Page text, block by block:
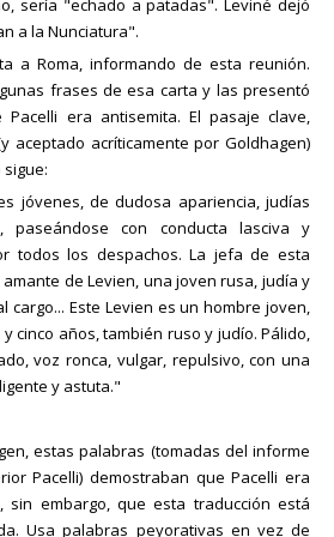
en la fe católica de una manera
de apologética online DASM.
nuestros representantes quien te
que necesites al respecto, o visita
dasm.defiendetufe.com/inicio-r/
dedicado tiempo completo al
y subdirector de la Escuela de
Read more
Temas Historicos
general (21 ó 22 de marzo),
resuelto a mantener el concilio aun con
con un arzobispo fueron enviados a
al fugitivo sus propósitos e
XXIII contribuyó a que las doctrinas
públicamente y se propugnase sin
concilio sobre el papa. No pocos de la
presentes hablaron contra la plenitud de
canciller Juan Gersón, en nombre de
predicó el día23, delante del
que él llamó «rayos de la verdad»,
y empequeñeciendo la autoridad papal.
el pontífice, tienen que obedecer al
Santo; siendo el papado esencial a
de la Iglesia; en su convocación es
romano y tiene derecho a imponer a
sea necesaria para la extinción del
era antisemita. El pasaje clave,
jóvenes, de dudosa apariencia, judías
paseándose con conducta lasciva y
todos los despachos. La jefa de esta
cargo... Este Levien es un hombre joven,
cinco años, también ruso y judío. Pálido,
voz ronca, vulgar, repulsivo, con una
y astuta."
estas palabras (tomadas del informe
Pacelli) demostraban que Pacelli era
son más fieles al original italiano. Por
de la traducción, "judías como
ser una imprecisa y tergiversada